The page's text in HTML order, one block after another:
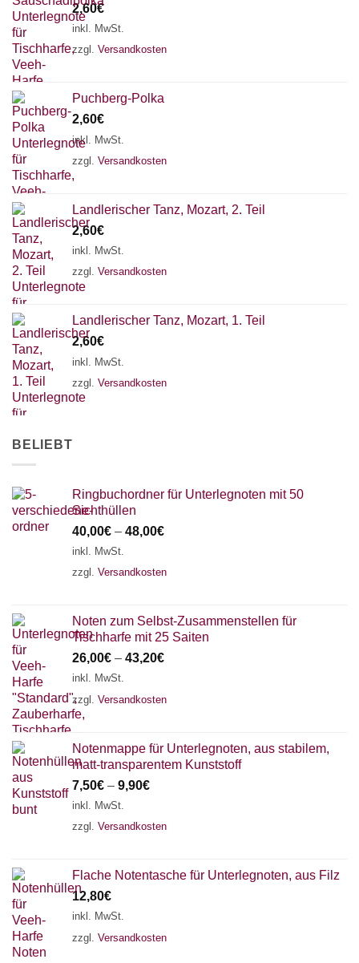
2,60€
inkl. MwSt.
zzgl. Versandkosten
Puchberg-Polka
2,60€
inkl. MwSt.
zzgl. Versandkosten
Landlerischer Tanz, Mozart, 2. Teil
2,60€
inkl. MwSt.
zzgl. Versandkosten
Landlerischer Tanz, Mozart, 1. Teil
2,60€
inkl. MwSt.
zzgl. Versandkosten
BELIEBT
Ringbuchordner für Unterlegnoten mit 50
Sichthüllen
40,00€ – 48,00€
inkl. MwSt.
zzgl. Versandkosten
Noten zum Selbst-Zusammenstellen für
Tischharfe mit 25 Saiten
26,00€ – 43,20€
inkl. MwSt.
zzgl. Versandkosten
Notenmappe für Unterlegnoten, aus stabilem,
matt-transparentem Kunststoff
7,50€ – 9,90€
inkl. MwSt.
zzgl. Versandkosten
Flache Notentasche für Unterlegnoten, aus Filz
12,80€
inkl. MwSt.
zzgl. Versandkosten